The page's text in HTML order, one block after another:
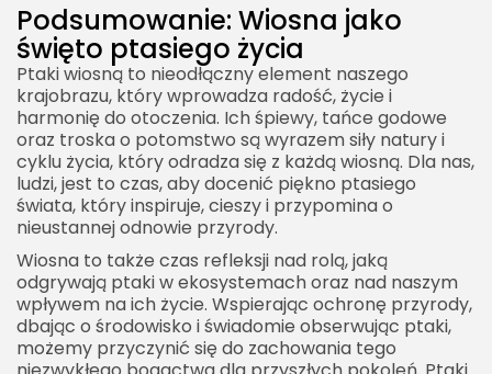
Podsumowanie: Wiosna jako
święto ptasiego życia
Ptaki wiosną to nieodłączny element naszego
krajobrazu, który wprowadza radość, życie i
harmonię do otoczenia. Ich śpiewy, tańce godowe
oraz troska o potomstwo są wyrazem siły natury i
cyklu życia, który odradza się z każdą wiosną. Dla nas,
ludzi, jest to czas, aby docenić piękno ptasiego
świata, który inspiruje, cieszy i przypomina o
nieustannej odnowie przyrody.
Wiosna to także czas refleksji nad rolą, jaką
odgrywają ptaki w ekosystemach oraz nad naszym
wpływem na ich życie. Wspierając ochronę przyrody,
dbając o środowisko i świadomie obserwując ptaki,
możemy przyczynić się do zachowania tego